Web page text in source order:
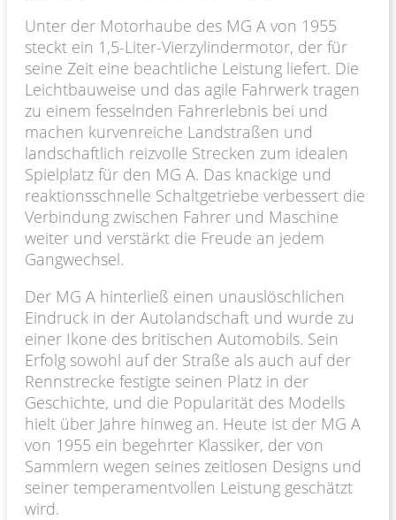
Unter der Motorhaube des MG A von 1955
steckt ein 1,5-Liter-Vierzylindermotor, der für
seine Zeit eine beachtliche Leistung liefert. Die
Leichtbauweise und das agile Fahrwerk tragen
zu einem fesselnden Fahrerlebnis bei und
machen kurvenreiche Landstraßen und
landschaftlich reizvolle Strecken zum idealen
Spielplatz für den MG A. Das knackige und
reaktionsschnelle Schaltgetriebe verbessert die
Verbindung zwischen Fahrer und Maschine
weiter und verstärkt die Freude an jedem
Gangwechsel.
Der MG A hinterließ einen unauslöschlichen
Eindruck in der Autolandschaft und wurde zu
einer Ikone des britischen Automobils. Sein
Erfolg sowohl auf der Straße als auch auf der
Rennstrecke festigte seinen Platz in der
Geschichte, und die Popularität des Modells
hielt über Jahre hinweg an. Heute ist der MG A
von 1955 ein begehrter Klassiker, der von
Sammlern wegen seines zeitlosen Designs und
seiner temperamentvollen Leistung geschätzt
wird.